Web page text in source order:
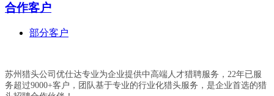
合作客户
部分客户
苏州猎头公司优仕达专业为企业提供中高端人才猎聘服务，22年已服
务超过9000+客户，团队基于专业的行业化猎头服务，是企业首选的猎